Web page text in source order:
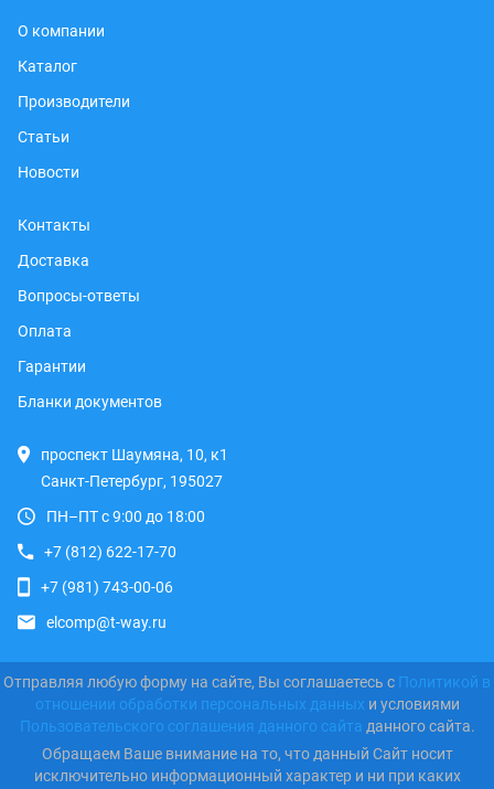
О компании
Каталог
Производители
Статьи
Новости
Контакты
Доставка
Вопросы-ответы
Оплата
Гарантии
Бланки документов
проспект Шаумяна, 10, к1
Санкт-Петербург, 195027
ПН–ПТ с 9:00 до 18:00
+7 (812) 622-17-70
+7 (981) 743-00-06
elcomp@t-way.ru
Отправляя любую форму на сайте, Вы соглашаетесь с Политикой в
отношении обработки персональных данных и условиями
Пользовательского соглашения данного сайта данного сайта.
Обращаем Ваше внимание на то, что данный Сайт носит
исключительно информационный характер и ни при каких